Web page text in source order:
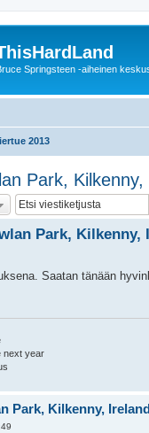
Springsteen -aiheinen
2013
Park,
Park, Kilkenny,
Saatan tänään
next year
Park, Kilkenny,